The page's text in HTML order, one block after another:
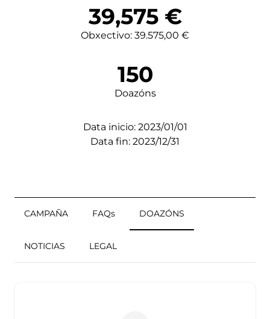
39,575€
Obxectivo: 39.575,00 €
150
Doazóns
Data inicio: 2023/01/01
Data fin: 2023/12/31
CAMPAÑA FAQs DOAZÓNS
NOTICIAS LEGAL